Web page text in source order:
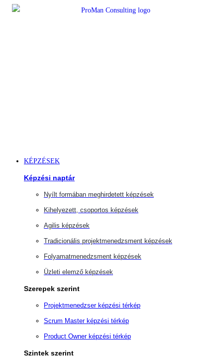
Ugrás
KÉPZÉSEK
Képzési naptár
Nyílt formában meghirdetett képzések
Kihelyezett, csoportos képzések
Agilis képzések
Tradicionális projektmenedzsment képzések
Folyamatmenedzsment képzések
Üzleti elemző képzések
Szerepek szerint
Projektmenedzser képzési térkép
Scrum Master képzési térkép
Product Owner képzési térkép
Szintek szerint